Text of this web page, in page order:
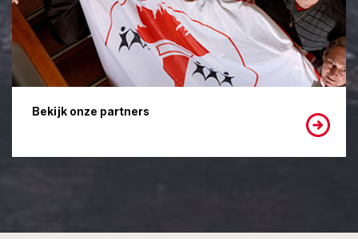
Bekijk onze partners